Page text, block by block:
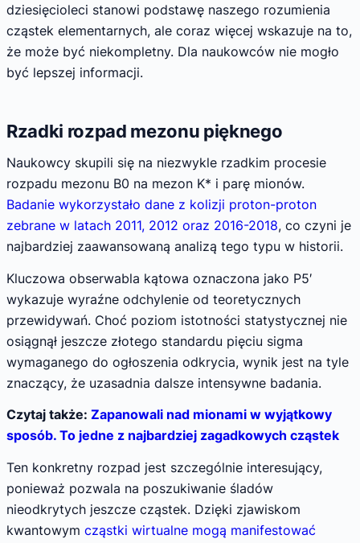
dziesięcioleci stanowi podstawę naszego rozumienia
cząstek elementarnych, ale coraz więcej wskazuje na to,
że może być niekompletny. Dla naukowców nie mogło
być lepszej informacji.
Rzadki rozpad mezonu pięknego
Naukowcy skupili się na niezwykle rzadkim procesie
rozpadu mezonu B0 na mezon K* i parę mionów.
Badanie wykorzystało dane z kolizji proton-proton
zebrane w latach 2011, 2012 oraz 2016-2018, co czyni je
najbardziej zaawansowaną analizą tego typu w historii.
Kluczowa obserwabla kątowa oznaczona jako P5′
wykazuje wyraźne odchylenie od teoretycznych
przewidywań. Choć poziom istotności statystycznej nie
osiągnął jeszcze złotego standardu pięciu sigma
wymaganego do ogłoszenia odkrycia, wynik jest na tyle
znaczący, że uzasadnia dalsze intensywne badania.
Czytaj także: Zapanowali nad mionami w wyjątkowy
sposób. To jedne z najbardziej zagadkowych cząstek
Ten konkretny rozpad jest szczególnie interesujący,
ponieważ pozwala na poszukiwanie śladów
nieodkrytych jeszcze cząstek. Dzięki zjawiskom
kwantowym cząstki wirtualne mogą manifestować